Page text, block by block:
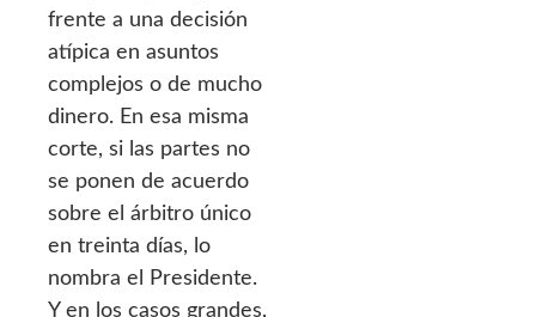
frente a una decisión
atípica en asuntos
complejos o de mucho
dinero. En esa misma
corte, si las partes no
se ponen de acuerdo
sobre el árbitro único
en treinta días, lo
nombra el Presidente.
Y en los casos grandes,